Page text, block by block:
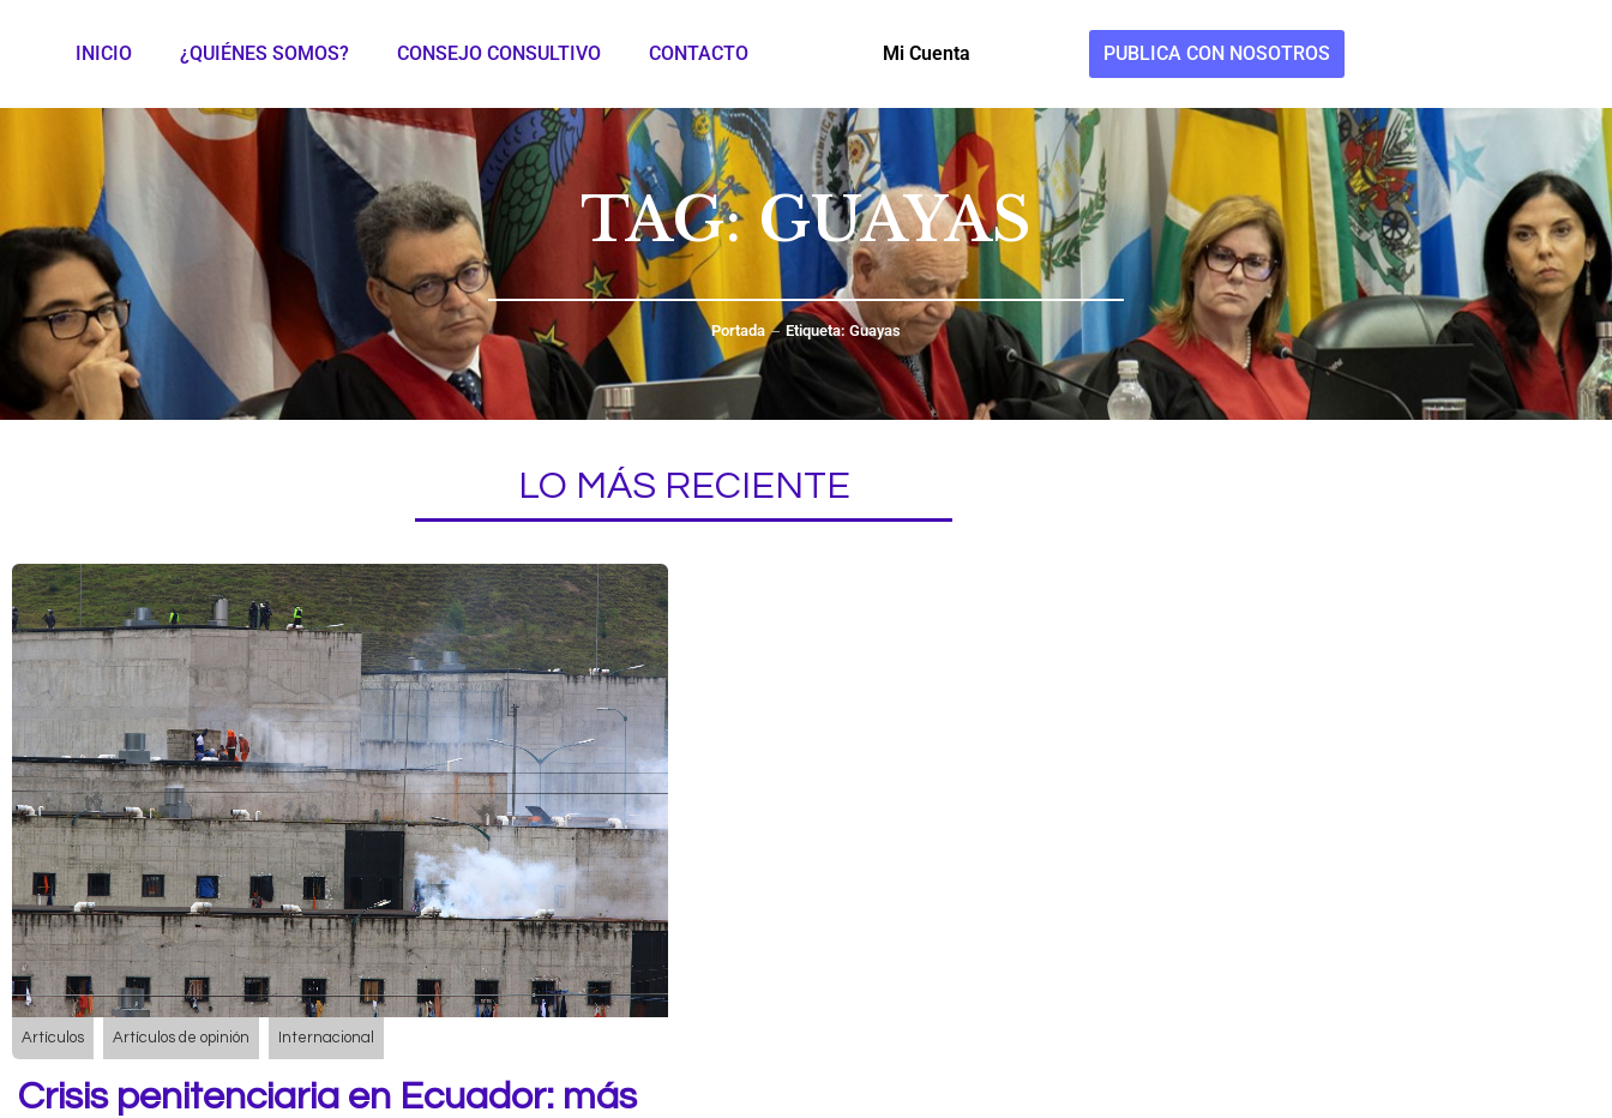
INICIO ¿QUIÉNES SOMOS? CONSEJO CONSULTIVO CONTACTO Mi Cuenta PUBLICA CON NOSOTROS
TAG: GUAYAS
Portada Etiqueta: Guayas
LO MÁS RECIENTE
Artículos Artículos de opinión Internacional
Crisis penitenciaria en Ecuador: más